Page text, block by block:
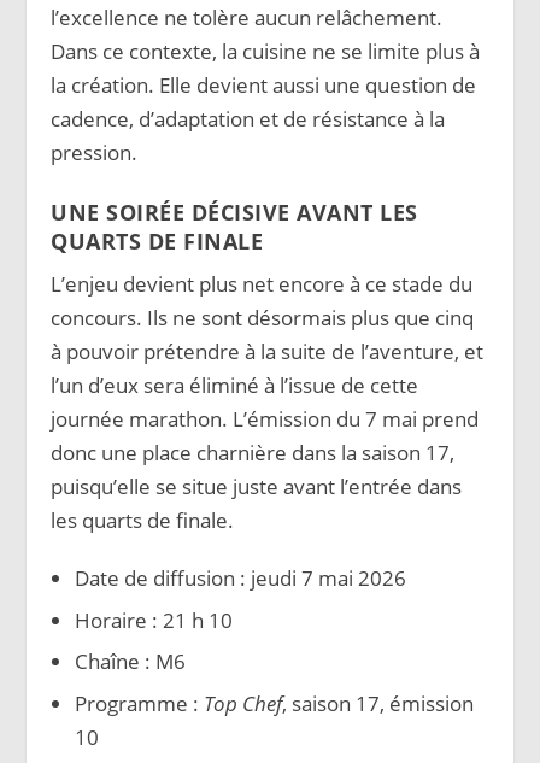
l’excellence ne tolère aucun relâchement.
Dans ce contexte, la cuisine ne se limite plus à
la création. Elle devient aussi une question de
cadence, d’adaptation et de résistance à la
pression.
UNE SOIRÉE DÉCISIVE AVANT LES
QUARTS DE FINALE
L’enjeu devient plus net encore à ce stade du
concours. Ils ne sont désormais plus que cinq
à pouvoir prétendre à la suite de l’aventure, et
l’un d’eux sera éliminé à l’issue de cette
journée marathon. L’émission du 7 mai prend
donc une place charnière dans la saison 17,
puisqu’elle se situe juste avant l’entrée dans
les quarts de finale.
Date de diffusion : jeudi 7 mai 2026
Horaire : 21 h 10
Chaîne : M6
Programme : Top Chef, saison 17, émission
10